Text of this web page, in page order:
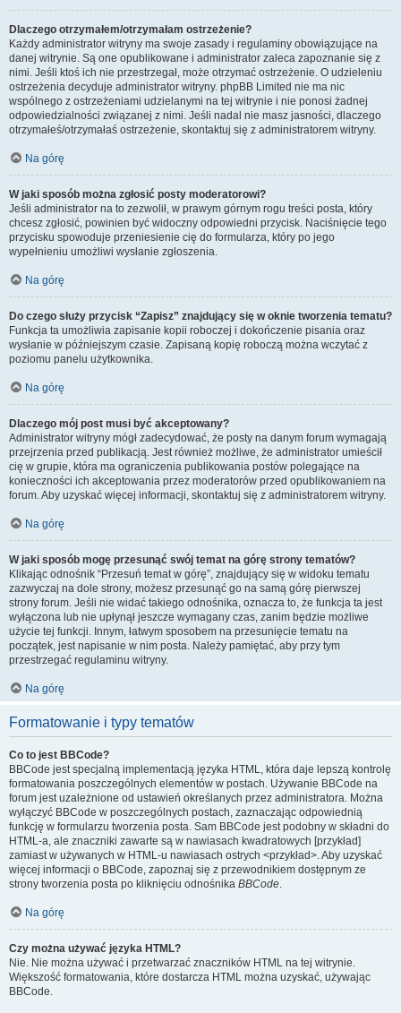
Dlaczego otrzymałem/otrzymałam ostrzeżenie?
Każdy administrator witryny ma swoje zasady i regulaminy obowiązujące na
danej witrynie. Są one opublikowane i administrator zaleca zapoznanie się z
nimi. Jeśli ktoś ich nie przestrzegał, może otrzymać ostrzeżenie. O udzieleniu
ostrzeżenia decyduje administrator witryny. phpBB Limited nie ma nic
wspólnego z ostrzeżeniami udzielanymi na tej witrynie i nie ponosi żadnej
odpowiedzialności związanej z nimi. Jeśli nadal nie masz jasności, dlaczego
otrzymałeś/otrzymałaś ostrzeżenie, skontaktuj się z administratorem witryny.
Na górę
W jaki sposób można zgłosić posty moderatorowi?
Jeśli administrator na to zezwolił, w prawym górnym rogu treści posta, który
chcesz zgłosić, powinien być widoczny odpowiedni przycisk. Naciśnięcie tego
przycisku spowoduje przeniesienie cię do formularza, który po jego
wypełnieniu umożliwi wysłanie zgłoszenia.
Na górę
Do czego służy przycisk “Zapisz” znajdujący się w oknie tworzenia tematu?
Funkcja ta umożliwia zapisanie kopii roboczej i dokończenie pisania oraz
wysłanie w późniejszym czasie. Zapisaną kopię roboczą można wczytać z
poziomu panelu użytkownika.
Na górę
Dlaczego mój post musi być akceptowany?
Administrator witryny mógł zadecydować, że posty na danym forum wymagają
przejrzenia przed publikacją. Jest również możliwe, że administrator umieścił
cię w grupie, która ma ograniczenia publikowania postów polegające na
konieczności ich akceptowania przez moderatorów przed opublikowaniem na
forum. Aby uzyskać więcej informacji, skontaktuj się z administratorem witryny.
Na górę
W jaki sposób mogę przesunąć swój temat na górę strony tematów?
Klikając odnośnik “Przesuń temat w górę”, znajdujący się w widoku tematu
zazwyczaj na dole strony, możesz przesunąć go na samą górę pierwszej
strony forum. Jeśli nie widać takiego odnośnika, oznacza to, że funkcja ta jest
wyłączona lub nie upłynął jeszcze wymagany czas, zanim będzie możliwe
użycie tej funkcji. Innym, łatwym sposobem na przesunięcie tematu na
początek, jest napisanie w nim posta. Należy pamiętać, aby przy tym
przestrzegać regulaminu witryny.
Na górę
Formatowanie i typy tematów
Co to jest BBCode?
BBCode jest specjalną implementacją języka HTML, która daje lepszą kontrolę
formatowania poszczególnych elementów w postach. Używanie BBCode na
forum jest uzależnione od ustawień określanych przez administratora. Można
wyłączyć BBCode w poszczególnych postach, zaznaczając odpowiednią
funkcję w formularzu tworzenia posta. Sam BBCode jest podobny w składni do
HTML-a, ale znaczniki zawarte są w nawiasach kwadratowych [przykład]
zamiast w używanych w HTML-u nawiasach ostrych <przykład>. Aby uzyskać
więcej informacji o BBCode, zapoznaj się z przewodnikiem dostępnym ze
strony tworzenia posta po kliknięciu odnośnika BBCode.
Na górę
Czy można używać języka HTML?
Nie. Nie można używać i przetwarzać znaczników HTML na tej witrynie.
Większość formatowania, które dostarcza HTML można uzyskać, używając
BBCode.